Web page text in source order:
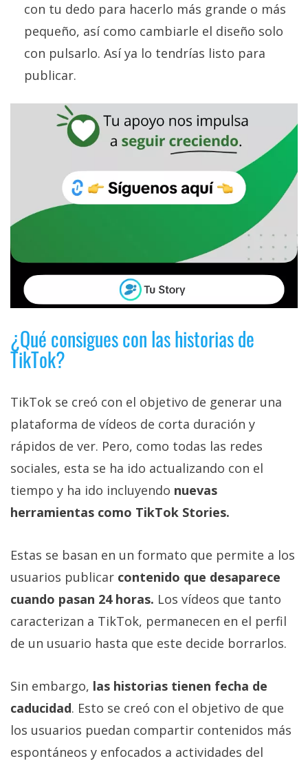
con tu dedo para hacerlo más grande o más
pequeño, así como cambiarle el diseño solo
con pulsarlo. Así ya lo tendrías listo para
publicar.
¿Qué consigues con las historias de
TikTok?
TikTok se creó con el objetivo de generar una
plataforma de vídeos de corta duración y
rápidos de ver. Pero, como todas las redes
sociales, esta se ha ido actualizando con el
tiempo y ha ido incluyendo nuevas
herramientas como TikTok Stories.
Estas se basan en un formato que permite a los
usuarios publicar contenido que desaparece
cuando pasan 24 horas. Los vídeos que tanto
caracterizan a TikTok, permanecen en el perfil
de un usuario hasta que este decide borrarlos.
Sin embargo, las historias tienen fecha de
caducidad. Esto se creó con el objetivo de que
los usuarios puedan compartir contenidos más
espontáneos y enfocados a actividades del